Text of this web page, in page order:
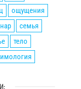
ощущения
семья
тело